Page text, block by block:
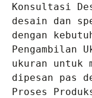
Konsultasi
desain dan
dengan
Pengambilan
ukuran untuk
dipesan pas
Proses